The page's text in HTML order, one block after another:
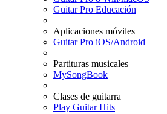
Guitar Pro Educación
Aplicaciones móviles
Guitar Pro iOS/Android
Partituras musicales
MySongBook
Clases de guitarra
Play Guitar Hits